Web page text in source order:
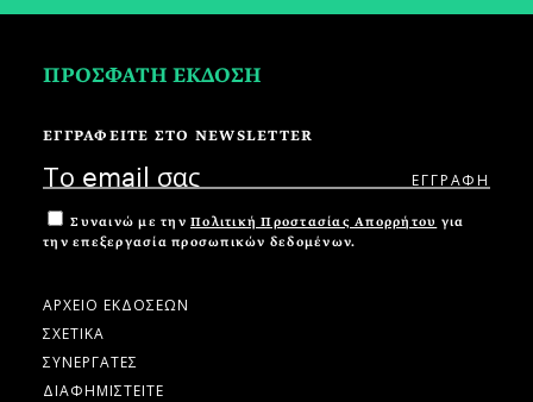
ΠΡΟΣΦΑΤΗ ΕΚΔΟΣΗ
ΕΓΓΡΑΦΕΙΤΕ ΣΤΟ NEWSLETTER
Συναινώ με την Πολιτική Προστασίας Απορρήτου για
την επεξεργασία προσωπικών δεδομένων.
ΑΡΧΕΙΟ ΕΚΔΟΣΕΩΝ
ΣΧΕΤΙΚΑ
ΣΥΝΕΡΓΑΤΕΣ
ΔΙΑΦΗΜΙΣΤΕΙΤΕ